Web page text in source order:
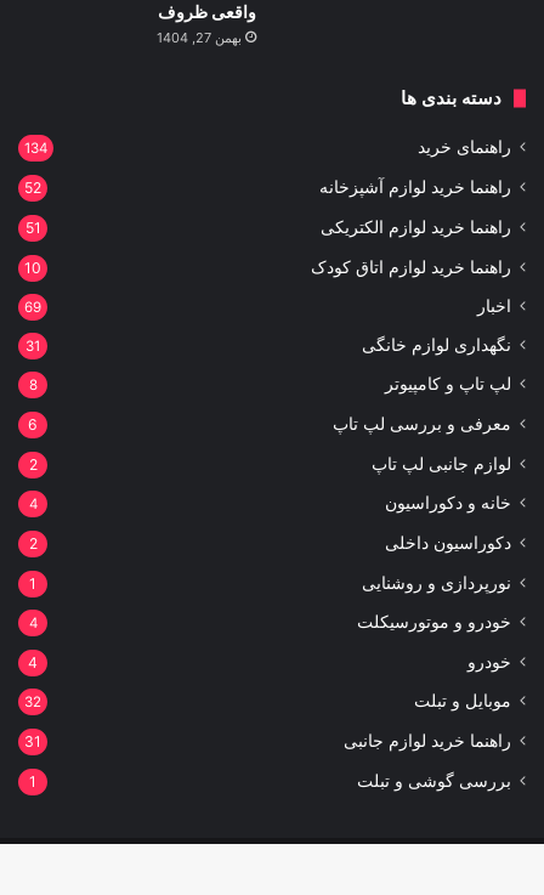
واقعی ظروف
بهمن 27, 1404
دسته بندی ها
راهنمای خرید 134
راهنما خرید لوازم آشپزخانه 52
راهنما خرید لوازم الکتریکی 51
راهنما خرید لوازم اتاق کودک 10
اخبار 69
نگهداری لوازم خانگی 31
لپ تاپ و کامپیوتر 8
معرفی و بررسی لپ تاپ 6
لوازم جانبی لپ تاپ 2
خانه و دکوراسیون 4
دکوراسیون داخلی 2
نورپردازی و روشنایی 1
خودرو و موتورسیکلت 4
خودرو 4
موبایل و تبلت 32
راهنما خرید لوازم جانبی 31
بررسی گوشی و تبلت 1